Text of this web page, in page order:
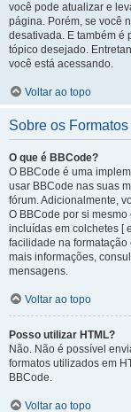
você pode atualizar e
página. Porém, se você
desativada. E também é
tópico desejado.
você está acessando.
Voltar ao topo
Sobre os
O que é BBCode?
O BBCode é uma
usar BBCode nas suas
fórum. Adicionalmente,
O BBCode por si
incluídas em colchetes [
facilidade na formatação
mais informações,
mensagens.
Voltar ao topo
Posso utilizar HTML?
Não. Não é possível
formatos utilizados em
BBCode.
Voltar ao topo